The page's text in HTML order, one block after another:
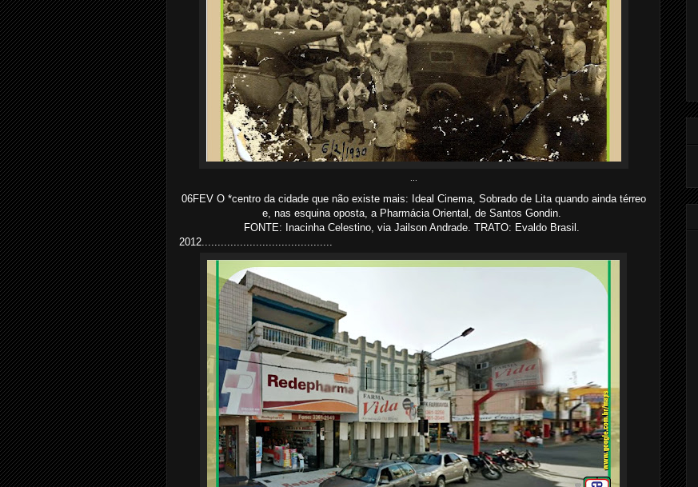
06FEV O *centro da cidade que não existe mais: Ideal Cinema, Sobrado de Lita quando ainda térreo
e, nas esquina oposta, a Pharmácia Oriental, de Santos Gondin.
FONTE: Inacinha Celestino, via Jailson Andrade. TRATO: Evaldo Brasil.
2012.........................................